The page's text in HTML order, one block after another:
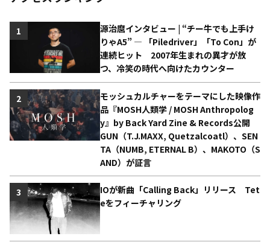
源治麿インタビュー | “チー牛でも上手け
りゃA5” ― 「Piledriver」「To Con」が
連続ヒット 2007年生まれの異才が放
つ、冷笑の時代へ向けたカウンター
1
モッシュカルチャーをテーマにした映像作
品『MOSH人類学 / MOSH Anthropolog
y』by Back Yard Zine & Records公開
GUN（T.J.MAXX, Quetzalcoatl）、SEN
TA（NUMB, ETERNAL B）、MAKOTO（S
AND）が証言
2
IOが新曲「Calling Back」リリース Tet
eをフィーチャリング
3